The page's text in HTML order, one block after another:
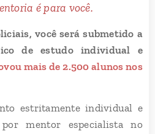
é para você.
você será submetido a
de estudo individual e
mais de 2.500 alunos nos
estritamente individual e
por mentor especialista no